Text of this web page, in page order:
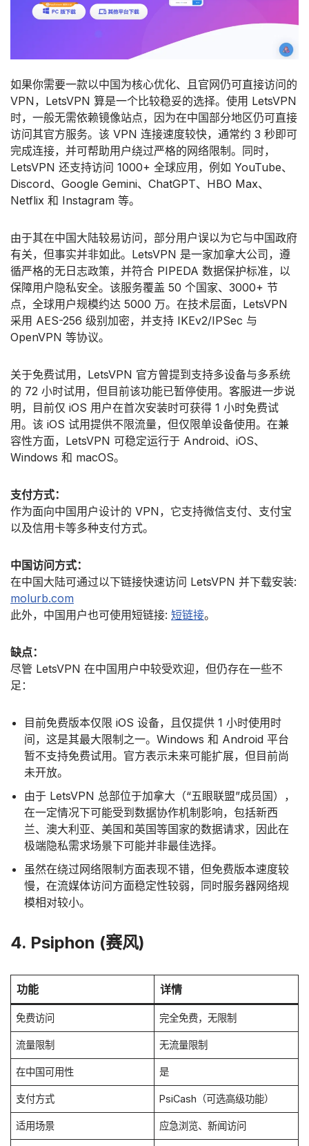
如果你需要一款以中国为核心优化、且官网仍可直接访问的
VPN，LetsVPN 算是一个比较稳妥的选择。使用 LetsVPN
时，一般无需依赖镜像站点，因为在中国部分地区仍可直接
访问其官方服务。该 VPN 连接速度较快，通常约 3 秒即可
完成连接，并可帮助用户绕过严格的网络限制。同时，
LetsVPN 还支持访问 1000+ 全球应用，例如 YouTube、
Discord、Google Gemini、ChatGPT、HBO Max、
Netflix 和 Instagram 等。
由于其在中国大陆较易访问，部分用户误以为它与中国政府
有关，但事实并非如此。LetsVPN 是一家加拿大公司，遵
循严格的无日志政策，并符合 PIPEDA 数据保护标准，以
保障用户隐私安全。该服务覆盖 50 个国家、3000+ 节
点，全球用户规模约达 5000 万。在技术层面，LetsVPN
采用 AES-256 级别加密，并支持 IKEv2/IPSec 与
OpenVPN 等协议。
关于免费试用，LetsVPN 官方曾提到支持多设备与多系统
的 72 小时试用，但目前该功能已暂停使用。客服进一步说
明，目前仅 iOS 用户在首次安装时可获得 1 小时免费试
用。该 iOS 试用提供不限流量，但仅限单设备使用。在兼
容性方面，LetsVPN 可稳定运行于 Android、iOS、
Windows 和 macOS。
支付方式：
作为面向中国用户设计的 VPN，它支持微信支付、支付宝
以及信用卡等多种支付方式。
中国访问方式：
在中国大陆可通过以下链接快速访问 LetsVPN 并下载安装:
molurb.com
此外，中国用户也可使用短链接: 短链接。
缺点：
尽管 LetsVPN 在中国用户中较受欢迎，但仍存在一些不
足：
目前免费版本仅限 iOS 设备，且仅提供 1 小时使用时
间，这是其最大限制之一。Windows 和 Android 平台
暂不支持免费试用。官方表示未来可能扩展，但目前尚
未开放。
由于 LetsVPN 总部位于加拿大（“五眼联盟”成员国），
在一定情况下可能受到数据协作机制影响，包括新西
兰、澳大利亚、美国和英国等国家的数据请求，因此在
极端隐私需求场景下可能并非最佳选择。
虽然在绕过网络限制方面表现不错，但免费版本速度较
慢，在流媒体访问方面稳定性较弱，同时服务器网络规
模相对较小。
4. Psiphon (赛风)
功能 详情
免费访问 完全免费，无限制
流量限制 无流量限制
在中国可用性 是
支付方式 PsiCash（可选高级功能）
适用场景 应急浏览、新闻访问